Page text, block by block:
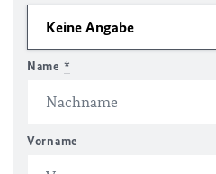
Name *
Vorname